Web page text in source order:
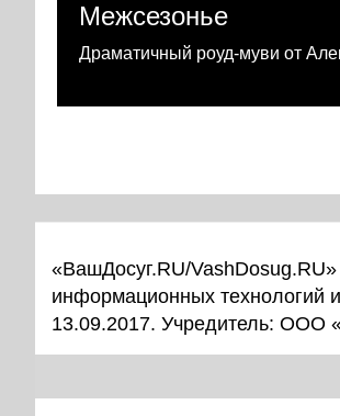
Межсезонье
Драматичный роуд-муви от
«ВашДосуг.RU/
информационных
13.09.2017. Учредитель: ООО